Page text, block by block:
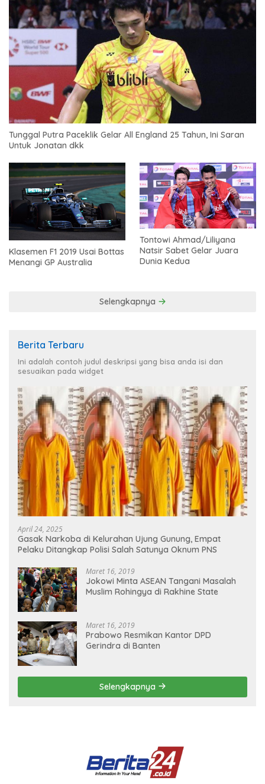
Tunggal Putra Paceklik Gelar All England 25 Tahun, Ini Saran
Untuk Jonatan dkk
Klasemen F1 2019 Usai Bottas
Menangi GP Australia
Tontowi Ahmad/Liliyana
Natsir Sabet Gelar Juara
Dunia Kedua
Selengkapnya
Berita Terbaru
Ini adalah contoh judul deskripsi yang bisa anda isi dan
sesuaikan pada widget
April 24, 2025
Gasak Narkoba di Kelurahan Ujung Gunung, Empat
Pelaku Ditangkap Polisi Salah Satunya Oknum PNS
Maret 16, 2019
Jokowi Minta ASEAN Tangani Masalah
Muslim Rohingya di Rakhine State
Maret 16, 2019
Prabowo Resmikan Kantor DPD
Gerindra di Banten
Selengkapnya